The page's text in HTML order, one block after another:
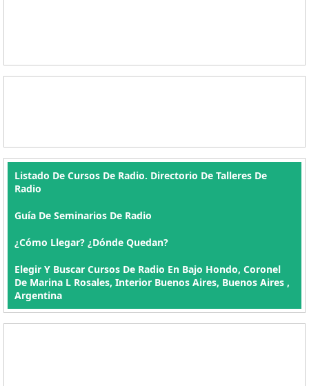
Listado De Cursos De Radio. Directorio De Talleres De
Radio
Guía De Seminarios De Radio
¿Cómo Llegar? ¿Dónde Quedan?
Elegir Y Buscar Cursos De Radio En Bajo Hondo, Coronel
De Marina L Rosales, Interior Buenos Aires, Buenos Aires ,
Argentina